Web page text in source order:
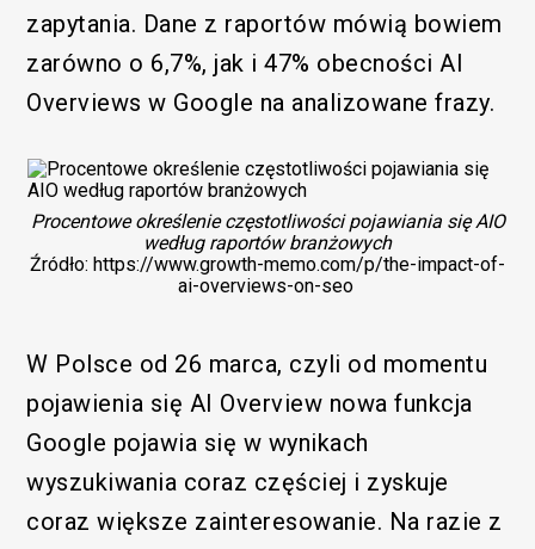
zapytania. Dane z raportów mówią bowiem
zarówno o 6,7%, jak i 47% obecności AI
Overviews w Google na analizowane frazy.
Procentowe określenie częstotliwości pojawiania się AIO
według raportów branżowych
Źródło: https://www.growth-memo.com/p/the-impact-of-
ai-overviews-on-seo
W Polsce od 26 marca, czyli od momentu
pojawienia się AI Overview nowa funkcja
Google pojawia się w wynikach
wyszukiwania coraz częściej i zyskuje
coraz większe zainteresowanie. Na razie z